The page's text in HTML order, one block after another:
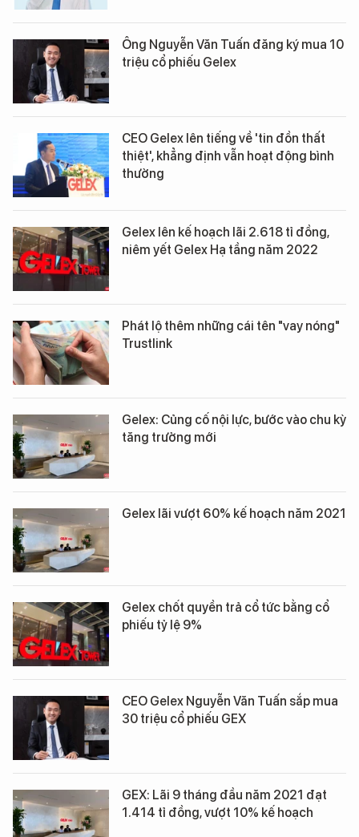
Ông Nguyễn Văn Tuấn đăng ký mua 10
triệu cổ phiếu Gelex
CEO Gelex lên tiếng về 'tin đồn thất
thiệt', khẳng định vẫn hoạt động bình
thường
Gelex lên kế hoạch lãi 2.618 tỉ đồng,
niêm yết Gelex Hạ tầng năm 2022
Phát lộ thêm những cái tên "vay nóng"
Trustlink
Gelex: Củng cố nội lực, bước vào chu kỳ
tăng trưởng mới
Gelex lãi vượt 60% kế hoạch năm 2021
Gelex chốt quyền trả cổ tức bằng cổ
phiếu tỷ lệ 9%
CEO Gelex Nguyễn Văn Tuấn sắp mua
30 triệu cổ phiếu GEX
GEX: Lãi 9 tháng đầu năm 2021 đạt
1.414 tỉ đồng, vượt 10% kế hoạch